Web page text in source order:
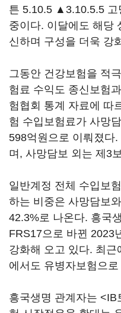
튼 5.10.5 ▲3.10.5.5 고
중이다. 이달에도 해당
신하며 구성을 더욱 강
그동안 건강보험을 적
험료 수익도 종신보험
험협회 통계 자료에 따
험 수입보험료가 사망
598억원으로 이뤄졌다.
며, 사망담보 외는 제3
일반계정 전체 수입보
하는 비중은 사망담보
42.3%로 나온다. 흥국
FRS17으로 바뀐 2023
강화해 오고 있다. 최
에서도 유병자보험으
흥국생명 관계자는 <IB